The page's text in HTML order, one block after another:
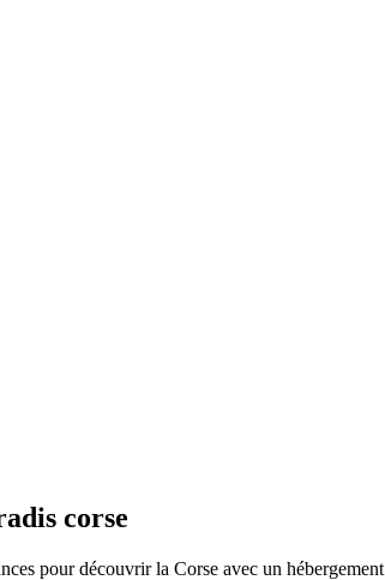
corse
pour découvrir la Corse avec un